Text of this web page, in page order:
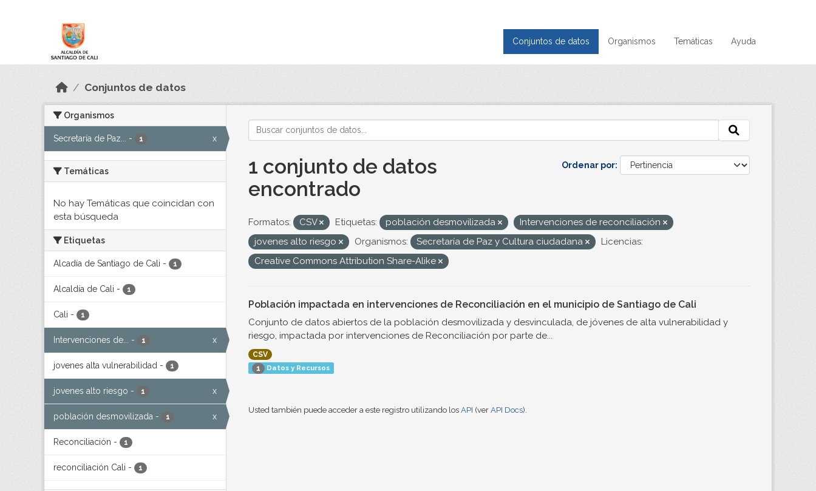
Conjuntos de datos Organismos Temáticas Ayuda
Conjuntos de datos
Organismos
Secretaría de Paz... - 1 x
Temáticas
No hay Temáticas que coincidan con
esta búsqueda
Etiquetas
Alcadía de Santiago de Cali - 1
Alcaldía de Cali - 1
Cali - 1
Intervenciones de... - 1 x
jovenes alta vulnerabilidad - 1
jovenes alto riesgo - 1 x
población desmovilizada - 1 x
Reconciliación - 1
reconciliación Cali - 1
Ordenar por
1 conjunto de datos
encontrado
Formatos: CSV Etiquetas: población desmovilizada
Intervenciones de reconciliación
jovenes alto riesgo
Organismos: Secretaría de Paz y Cultura ciudadana
Licencias:
Creative Commons Attribution Share-Alike
Población impactada en intervenciones de Reconciliación en el municipio de Santiago de Cali
Conjunto de datos abiertos de la población desmovilizada y desvinculada, de jóvenes de alta vulnerabilidad y
riesgo, impactada por intervenciones de Reconciliación por parte de...
CSV
1
Datos y Recursos
Usted también puede acceder a este registro utilizando los API (ver API Docs).